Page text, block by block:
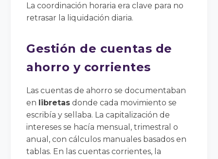
La coordinación horaria era clave para no
retrasar la liquidación diaria.
Gestión de cuentas de
ahorro y corrientes
Las cuentas de ahorro se documentaban
en libretas donde cada movimiento se
escribía y sellaba. La capitalización de
intereses se hacía mensual, trimestral o
anual, con cálculos manuales basados en
tablas. En las cuentas corrientes, la